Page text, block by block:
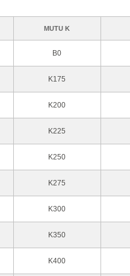
MUTU K
B0
K175
K200
K225
K250
K275
K300
K350
K400